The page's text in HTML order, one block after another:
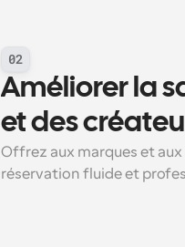
02
Améliorer la
et des
Offrez aux marques et
réservation fluide et